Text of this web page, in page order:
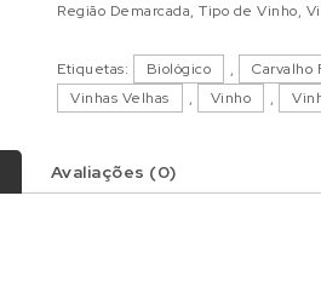
Região Demarcada,Tipo de Vinho,
Etiquetas: Biológico , Carvalho
Vinhas Velhas
, Vinho ,
Avaliações (0)